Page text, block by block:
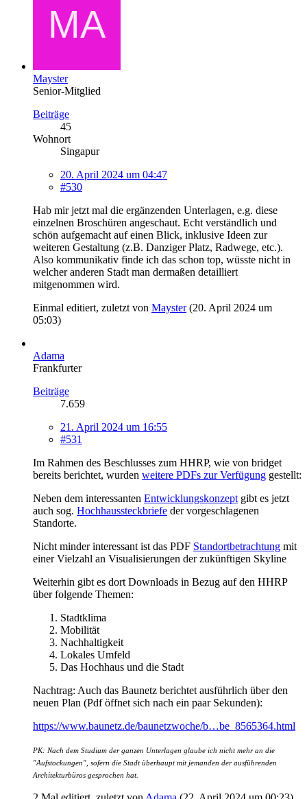
Mayster
Senior-Mitglied
Beiträge
45
Wohnort
Singapur
20. April 2024 um 04:47
#530
Hab mir jetzt mal die ergänzenden Unterlagen, e.g. diese
einzelnen Broschüren angeschaut. Echt verständlich und
schön aufgemacht auf einen Blick, inklusive Ideen zur
weiteren Gestaltung (z.B. Danziger Platz, Radwege, etc.).
Also kommunikativ finde ich das schon top, wüsste nicht in
welcher anderen Stadt man dermaßen detailliert
mitgenommen wird.
Einmal editiert, zuletzt von Mayster(20. April 2024 um
05:03)
Adama
Frankfurter
Beiträge
7.659
21. April 2024 um 16:55
#531
Im Rahmen des Beschlusses zum HHRP, wie von bridget
bereits berichtet, wurden weitere PDFs zur Verfügung gestellt:
Neben dem interessanten Entwicklungskonzept gibt es jetzt
auch sog. Hochhaussteckbriefe der vorgeschlagenen
Standorte.
Nicht minder interessant ist das PDF Standortbetrachtung mit
einer Vielzahl an Visualisierungen der zukünftigen Skyline
Weiterhin gibt es dort Downloads in Bezug auf den HHRP
über folgende Themen:
Stadtklima
Mobilität
Nachhaltigkeit
Lokales Umfeld
Das Hochhaus und die Stadt
Nachtrag: Auch das Baunetz berichtet ausführlich über den
neuen Plan (Pdf öffnet sich nach ein paar Sekunden):
https://www.baunetz.de/baunetzwoche/b…be_8565364.html
PK: Nach dem Studium der ganzen Unterlagen glaube ich nicht mehr an die
"Aufstockungen", sofern die Stadt überhaupt mit jemanden der ausführenden
Architekturbüros gesprochen hat.